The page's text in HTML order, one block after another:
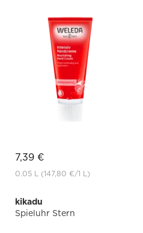
7,39 €
0.05 L (147,80 €/1 L)
kikadu
Spieluhr Stern